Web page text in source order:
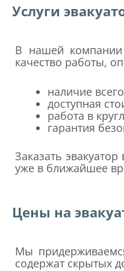
Услуги
В нашей компании
качество работы,
наличие
доступная
работа в
гарантия
Заказать
уже в ближайшее
Цены на
Мы
содержат скрытых